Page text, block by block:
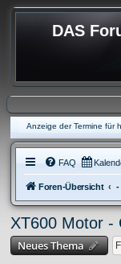
DAS
Anzeige der Termine für
FAQ
Foren-Übersicht
XT600 Motor -
Neues Thema